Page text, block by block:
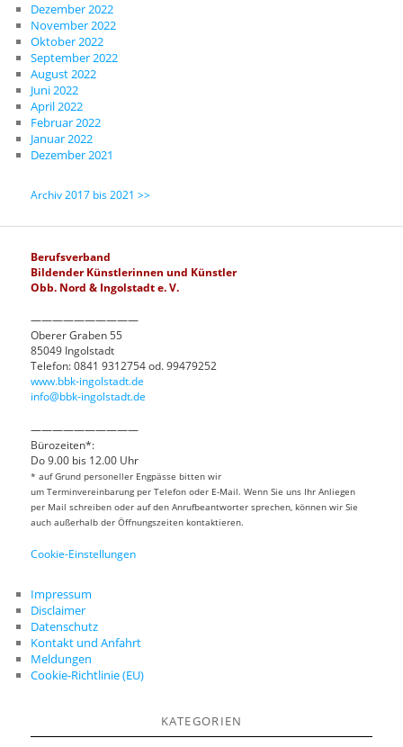
Dezember 2022
November 2022
Oktober 2022
September 2022
August 2022
Juni 2022
April 2022
Februar 2022
Januar 2022
Dezember 2021
Archiv 2017 bis 2021 >>
Berufsverband
Bildender Künstlerinnen und Künstler
Obb. Nord & Ingolstadt e. V.
——————————
Oberer Graben 55
85049 Ingolstadt
Telefon: 0841 9312754 od. 99479252
www.bbk-ingolstadt.de
info@bbk-ingolstadt.de
——————————
Bürozeiten*:
Do 9.00 bis 12.00 Uhr
* auf Grund personeller Engpässe bitten wir
um Terminvereinbarung per Telefon oder E-Mail. Wenn Sie uns Ihr Anliegen
per Mail schreiben oder auf den Anrufbeantworter sprechen, können wir Sie
auch außerhalb der Öffnungszeiten kontaktieren.
Cookie-Einstellungen
Impressum
Disclaimer
Datenschutz
Kontakt und Anfahrt
Meldungen
Cookie-Richtlinie (EU)
KATEGORIEN